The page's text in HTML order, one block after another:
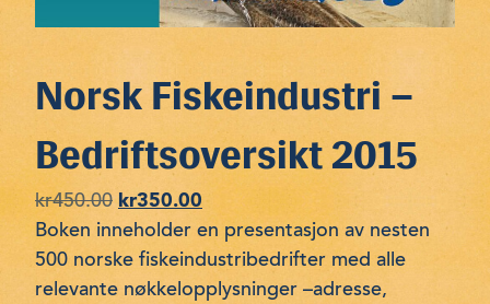
Norsk Fiskeindustri –
Bedriftsoversikt 2015
kr450.00 Opprinnelig
pris
var:
kr450.00.
kr350.00 Nåværende
pris
er:
kr350.00.
Boken inneholder en presentasjon av nesten
500 norske fiskeindustribedrifter med alle
relevante nøkkelopplysninger –adresse,